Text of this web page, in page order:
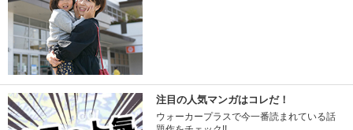
注目の人気マンガはコレだ！
ウォーカープラスで今一番読まれている話